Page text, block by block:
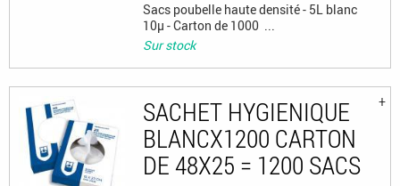
Sacs poubelle haute densité - 5L blanc
10µ - Carton de 1000 ...
Sur stock
SACHET HYGIENIQUE
BLANCX1200 CARTON
DE 48X25 = 1200 SACS